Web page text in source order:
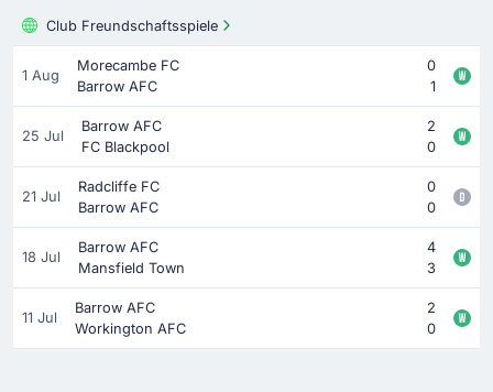
Club Freundschaftsspiele
1 Aug
Morecambe FC
0
Barrow AFC
1
25 Jul
Barrow AFC
2
FC Blackpool
0
21 Jul
Radcliffe FC
0
Barrow AFC
0
18 Jul
Barrow AFC
4
Mansfield Town
3
11 Jul
Barrow AFC
2
Workington AFC
0